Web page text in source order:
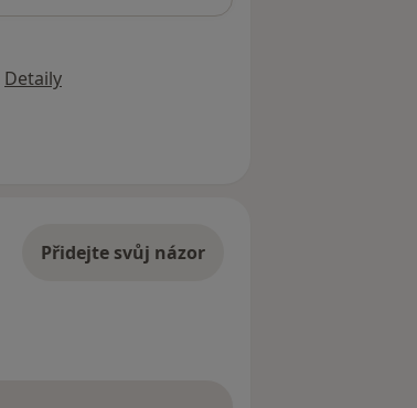
Detaily
Přidejte svůj názor